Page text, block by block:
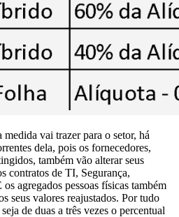
vai trazer para o setor, há
dela, pois os fornecedores,
também vão alterar seus
contratos de TI, Segurança,
agregados pessoas físicas também
seus valores reajustados. Por tudo
de duas a três vezes o percentual